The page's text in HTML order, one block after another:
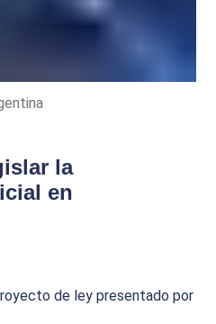
la
en
de ley presentado por